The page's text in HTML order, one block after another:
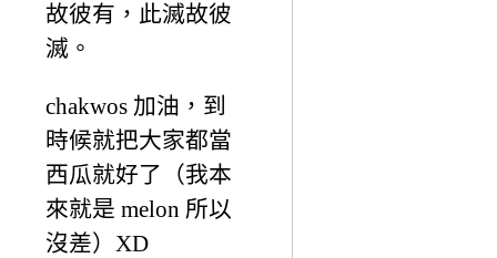
故彼有，此滅故彼
滅。
chakwos 加油，到
時候就把大家都當
西瓜就好了（我本
來就是 melon 所以
沒差）XD